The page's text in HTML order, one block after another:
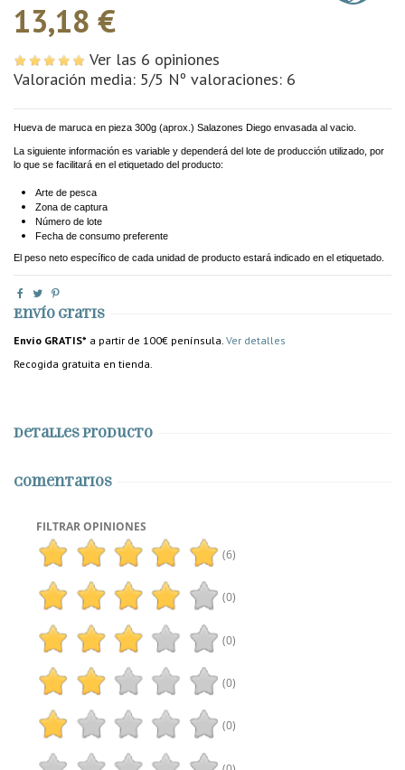
13,18 €
Ver las 6 opiniones
Valoración media: 5/5 Nº valoraciones: 6
Hueva de maruca en pieza 300g (aprox.) Salazones Diego envasada al vacio.
La siguiente información es variable y dependerá del lote de producción utilizado, por
lo que se facilitará en el etiquetado del producto:
Arte de pesca
Zona de captura
Número de lote
Fecha de consumo preferente
El peso neto específico de cada unidad de producto estará indicado en el etiquetado.
Envío gratis
Envío GRATIS* a partir de 100€ península. Ver detalles
Recogida gratuita en tienda.
Detalles producto
Comentarios
FILTRAR OPINIONES
(6)
(0)
(0)
(0)
(0)